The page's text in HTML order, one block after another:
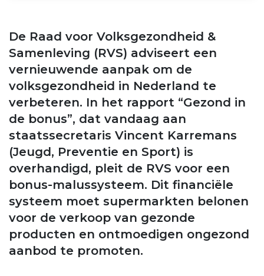
De Raad voor Volksgezondheid &
Samenleving (RVS) adviseert een
vernieuwende aanpak om de
volksgezondheid in Nederland te
verbeteren. In het rapport “Gezond in
de bonus”, dat vandaag aan
staatssecretaris Vincent Karremans
(Jeugd, Preventie en Sport) is
overhandigd, pleit de RVS voor een
bonus-malussysteem. Dit financiële
systeem moet supermarkten belonen
voor de verkoop van gezonde
producten en ontmoedigen ongezond
aanbod te promoten.